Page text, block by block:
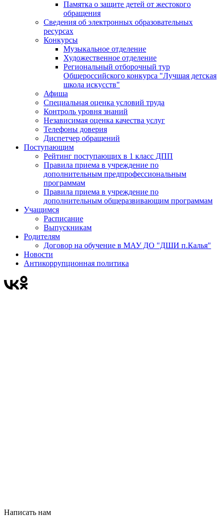
Памятка о защите детей от жестокого
обращения
Сведения об электронных образовательных
ресурсах
Конкурсы
Музыкальное отделение
Художественное отделение
Региональный отборочный тур
Общероссийского конкурса "Лучшая детская
школа искусств"
Афиша
Специальная оценка условий труда
Контроль уровня знаний
Независимая оценка качества услуг
Телефоны доверия
Диспетчер обращений
Поступающим
Рейтинг поступающих в 1 класс ДПП
Правила приема в учреждение по
дополнительным предпрофессиональным
программам
Правила приема в учреждение по
дополнительным общеразвивающим программам
Учащимся
Расписание
Выпускникам
Родителям
Договор на обучение в МАУ ДО "ДШИ п.Калья"
Новости
Антикоррупционная политика
Написать нам